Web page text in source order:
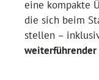
eine kompakte
die sich beim
stellen –
weiterführender